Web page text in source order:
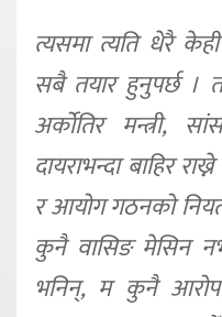
त्यसमा त्यति धेरै
सबै तयार हुनुपर्छ ।
अर्कोतिर मन्त्री,
दायराभन्दा बाहिर
र आयोग गठनको
कुनै वासिङ मेसिन
भनिन्, म कुनै आरोप